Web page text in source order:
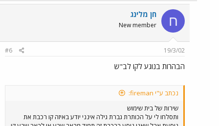
ח חן מלינג
New member
19/3/02
#6
הבהרות בנוגע לקו לב"ש
נכתב ע"י fireman:
שירות של בית שימוש
ותסלחו לי על הכותרת גברת גילה אינני יודע באיזה קו רכבת את